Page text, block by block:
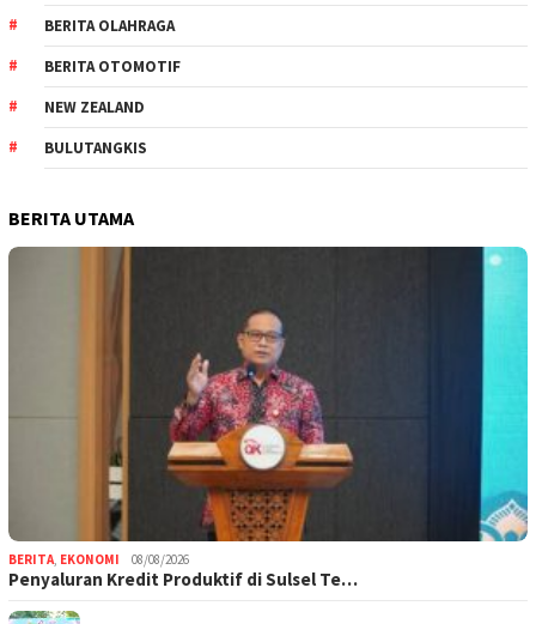
BERITA OLAHRAGA
BERITA OTOMOTIF
NEW ZEALAND
BULUTANGKIS
BERITA UTAMA
BERITA, EKONOMI 08/08/2026
Penyaluran Kredit Produktif di Sulsel Te…